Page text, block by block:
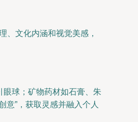
、文化内涵和视觉美感，
球；矿物药材如石膏、朱
意”，获取灵感并融入个人